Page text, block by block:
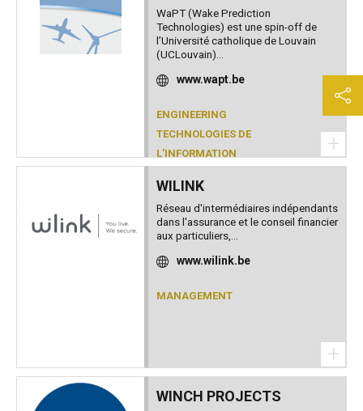
WaPT (Wake Prediction
Technologies) est une spin-off de
l’Université catholique de Louvain
(UCLouvain)...
www.wapt.be
ENGINEERING
TECHNOLOGIES DE
L'INFORMATION
+
WILINK
Réseau d'intermédiaires indépendants
dans l'assurance et le conseil financier
aux particuliers,...
www.wilink.be
MANAGEMENT
+
WINCH PROJECTS